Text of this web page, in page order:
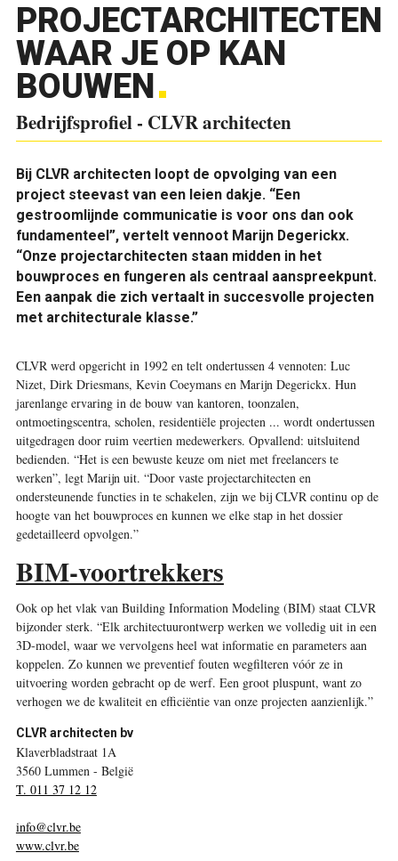
PROJECTARCHITECTEN
WAAR JE OP KAN
BOUWEN
Bedrijfsprofiel - CLVR architecten
Bij CLVR architecten loopt de opvolging van een
project steevast van een leien dakje. “Een
gestroomlijnde communicatie is voor ons dan ook
fundamenteel”, vertelt vennoot Marijn Degerickx.
“Onze projectarchitecten staan midden in het
bouwproces en fungeren als centraal aanspreekpunt.
Een aanpak die zich vertaalt in succesvolle projecten
met architecturale klasse.”
CLVR werd opgericht in 1992 en telt ondertussen 4 vennoten: Luc
Nizet, Dirk Driesmans, Kevin Coeymans en Marijn Degerickx. Hun
jarenlange ervaring in de bouw van kantoren, toonzalen,
ontmoetingscentra, scholen, residentiële projecten ... wordt ondertussen
uitgedragen door ruim veertien medewerkers. Opvallend: uitsluitend
bedienden. “Het is een bewuste keuze om niet met freelancers te
werken”, legt Marijn uit. “Door vaste projectarchitecten en
ondersteunende functies in te schakelen, zijn we bij CLVR continu op de
hoogte van het bouwproces en kunnen we elke stap in het dossier
gedetailleerd opvolgen.”
BIM-voortrekkers
Ook op het vlak van Building Information Modeling (BIM) staat CLVR
bijzonder sterk. “Elk architectuurontwerp werken we volledig uit in een
3D-model, waar we vervolgens heel wat informatie en parameters aan
koppelen. Zo kunnen we preventief fouten wegfilteren vóór ze in
uitvoering worden gebracht op de werf. Een groot pluspunt, want zo
verhogen we de kwaliteit en efficiëntie van onze projecten aanzienlijk.”
CLVR architecten bv
Klaverbladstraat 1A
3560 Lummen - België
T. 011 37 12 12
info@clvr.be
www.clvr.be